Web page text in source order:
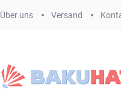
Über uns Versand